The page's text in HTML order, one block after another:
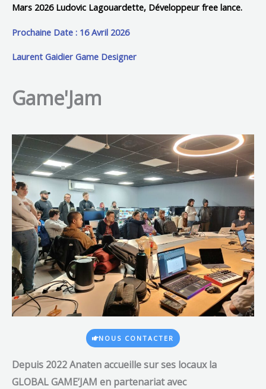
Mars 2026 Ludovic Lagouardette, Développeur free lance.
Prochaine Date : 16 Avril 2026
Laurent Gaidier Game Designer
Game'Jam
NOUS CONTACTER
Depuis 2022 Anaten accueille sur ses locaux la
GLOBAL GAME’JAM en partenariat avec